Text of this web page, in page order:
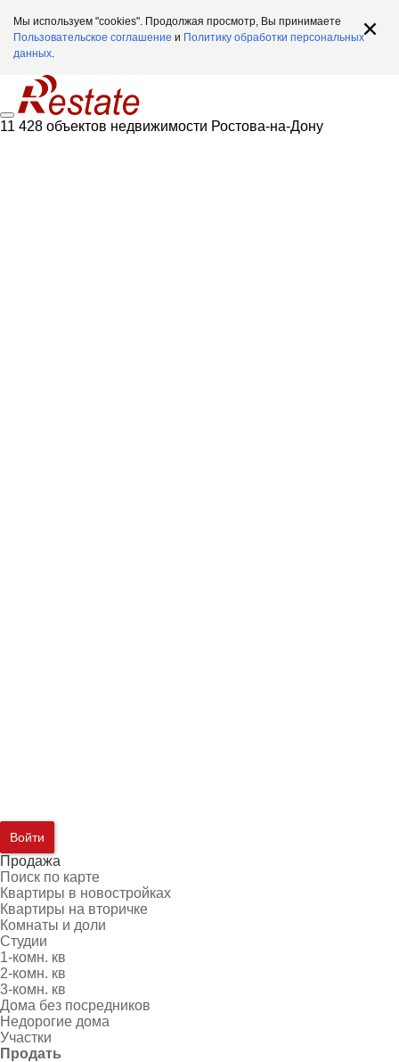
Мы используем "cookies". Продолжая просмотр, Вы принимаете
Пользовательское соглашение и Политику обработки персональных
данных.
11 428 объектов недвижимости Ростова-на-Дону
Войти
Продажа
Поиск по карте
Квартиры в новостройках
Квартиры на вторичке
Комнаты и доли
Студии
1-комн. кв
2-комн. кв
3-комн. кв
Дома без посредников
Недорогие дома
Участки
Продать